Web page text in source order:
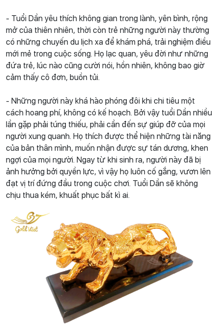
- Tuổi Dần yêu thích không gian trong lành, yên bình, rộng
mở của thiên nhiên, thời còn trẻ những người này thường
có những chuyến du lịch xa để khám phá, trải nghiệm điều
mới mẻ trong cuộc sống. Họ lạc quan, yêu đời như những
đứa trẻ, lúc nào cũng cười nói, hồn nhiên, không bao giờ
cảm thấy cô đơn, buồn tủi.
- Những người này khá hào phóng đôi khi chi tiêu một
cách hoang phí, không có kế hoạch. Bởi vậy tuổi Dần nhiều
lần gặp phải túng thiếu, phải cần đến sự giúp đỡ của mọi
người xung quanh. Họ thích được thể hiện những tài năng
của bản thân mình, muốn nhận được sự tán dương, khen
ngợi của mọi người. Ngay từ khi sinh ra, người này đã bị
ảnh hưởng bởi quyền lực, vì vậy họ luôn cố gắng, vươn lên
đạt vị trí đứng đầu trong cuộc chơi. Tuổi Dần sẽ không
chịu thua kém, khuất phục bất kì ai.